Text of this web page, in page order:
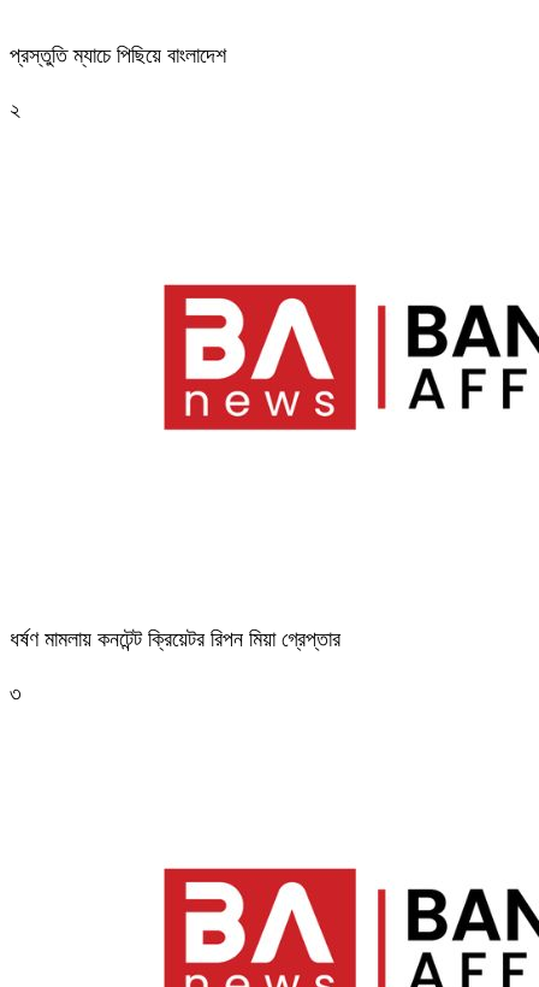
প্রস্তুতি ম্যাচে পিছিয়ে বাংলাদেশ
২
ধর্ষণ মামলায় কনটেন্ট ক্রিয়েটর রিপন মিয়া গ্রেপ্তার
৩